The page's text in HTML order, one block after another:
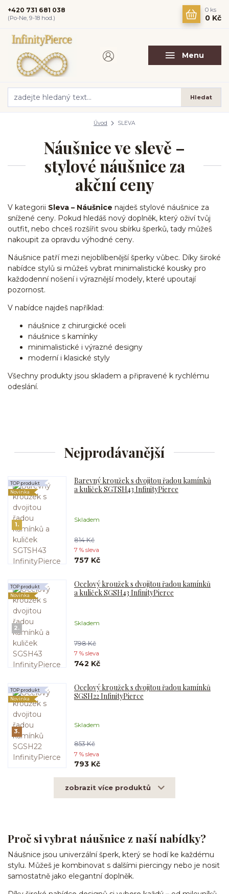
Menu
Hledat
+420 731 681 038
(Po-Ne, 9-18 hod.)
0 ks
0 Kč
Úvod SLEVA
Náušnice ve slevě –
stylové náušnice za
akční ceny
V kategorii Sleva – Náušnice najdeš stylové náušnice za
snížené ceny. Pokud hledáš nový doplněk, který oživí tvůj
outfit, nebo chceš rozšířit svou sbírku šperků, tady můžeš
nakoupit za opravdu výhodné ceny.
Náušnice patří mezi nejoblíbenější šperky vůbec. Díky široké
nabídce stylů si můžeš vybrat minimalistické kousky pro
každodenní nošení i výraznější modely, které upoutají
pozornost.
V nabídce najdeš například:
náušnice z chirurgické oceli
náušnice s kamínky
minimalistické i výrazné designy
moderní i klasické styly
Všechny produkty jsou skladem a připravené k rychlému
odeslání.
Nejprodávanější
1.
Barevný kroužek s dvojitou řadou kamínků
a kuliček SGTSH43 InfinityPierce
Skladem
TOP produkt
Novinka
814 Kč
7 % sleva
757 Kč
2.
Ocelový kroužek s dvojitou řadou kamínků
a kuliček SGSH43 InfinityPierce
Skladem
TOP produkt
Novinka
798 Kč
7 % sleva
742 Kč
3.
Ocelový kroužek s dvojitou řadou kamínků
SGSH22 InfinityPierce
Skladem
TOP produkt
Novinka
853 Kč
7 % sleva
793 Kč
zobrazit více produktů
Proč si vybrat náušnice z naší nabídky?
Náušnice jsou univerzální šperk, který se hodí ke každému
stylu. Můžeš je kombinovat s dalšími piercingy nebo je nosit
samostatně jako elegantní doplněk.